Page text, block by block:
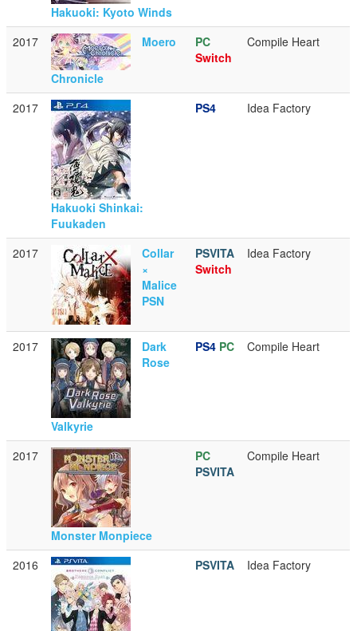
Hakuoki: Kyoto Winds
2017 Moero
Chronicle
PC
Switch
Compile Heart
2017
Hakuoki Shinkai:
Fuukaden
PS4 Idea Factory
2017
Collar
×
Malice
PSN
PSVITA
Switch
Idea Factory
2017
Dark
Rose
Valkyrie
PS4 PC Compile Heart
2017
Monster Monpiece
PC
PSVITA
Compile Heart
2016 PSVITA Idea Factory